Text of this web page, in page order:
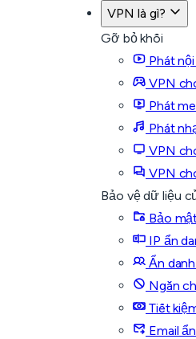
VPN là gì?
Gỡ bỏ khối
Phát
VPN
Phát
Phát
VPN
VPN
Bảo vệ dữ liệu
Bảo
IP ẩn
Ẩn
Ngăn
Tiết
Email